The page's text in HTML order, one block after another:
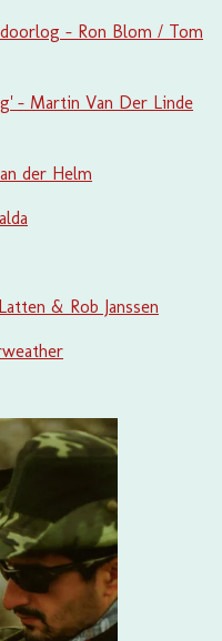
- Ron Blom / Tom
- Martin Van Der Linde
der Helm
& Rob Janssen